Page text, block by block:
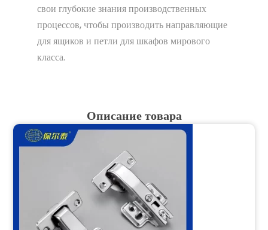
свои глубокие знания производственных
процессов, чтобы производить направляющие
для ящиков и петли для шкафов мирового
класса.
Описание товара